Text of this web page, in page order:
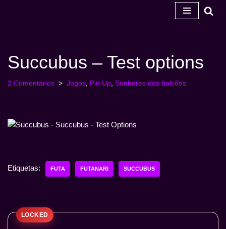
conteúdo
Succubus – Test options
2 Comentários Jogos, Pin Up, Senhores dos balcões
Etiquetas: FUTA FUTANARI SUCCUBUS